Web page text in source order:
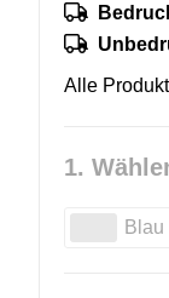
Alle
1.
Blau